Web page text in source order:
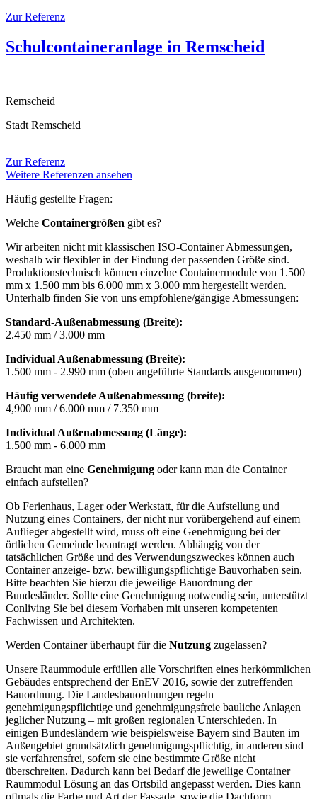
Zur Referenz
Schulcontaineranlage in Remscheid
Remscheid
Stadt Remscheid
Zur Referenz
Weitere Referenzen ansehen
Häufig gestellte Fragen:
Welche Containergrößen gibt es?
Wir arbeiten nicht mit klassischen ISO-Container Abmessungen,
weshalb wir flexibler in der Findung der passenden Größe sind.
Produktionstechnisch können einzelne Containermodule von 1.500
mm x 1.500 mm bis 6.000 mm x 3.000 mm hergestellt werden.
Unterhalb finden Sie von uns empfohlene/gängige Abmessungen:
Standard-Außenabmessung (Breite):
2.450 mm / 3.000 mm
Individual Außenabmessung (Breite):
1.500 mm - 2.990 mm (oben angeführte Standards ausgenommen)
Häufig verwendete Außenabmessung (breite):
4,900 mm / 6.000 mm / 7.350 mm
Individual Außenabmessung (Länge):
1.500 mm - 6.000 mm
Braucht man eine Genehmigung oder kann man die Container
einfach aufstellen?
Ob Ferienhaus, Lager oder Werkstatt, für die Aufstellung und
Nutzung eines Containers, der nicht nur vorübergehend auf einem
Auflieger abgestellt wird, muss oft eine Genehmigung bei der
örtlichen Gemeinde beantragt werden. Abhängig von der
tatsächlichen Größe und des Verwendungszweckes können auch
Container anzeige- bzw. bewilligungspflichtige Bauvorhaben sein.
Bitte beachten Sie hierzu die jeweilige Bauordnung der
Bundesländer. Sollte eine Genehmigung notwendig sein, unterstützt
Conliving Sie bei diesem Vorhaben mit unseren kompetenten
Fachwissen und Architekten.
Werden Container überhaupt für die Nutzung zugelassen?
Unsere Raummodule erfüllen alle Vorschriften eines herkömmlichen
Gebäudes entsprechend der EnEV 2016, sowie der zutreffenden
Bauordnung. Die Landesbauordnungen regeln
genehmigungspflichtige und genehmigungsfreie bauliche Anlagen
jeglicher Nutzung – mit großen regionalen Unterschieden. In
einigen Bundesländern wie beispielsweise Bayern sind Bauten im
Außengebiet grundsätzlich genehmigungspflichtig, in anderen sind
sie verfahrensfrei, sofern sie eine bestimmte Größe nicht
überschreiten. Dadurch kann bei Bedarf die jeweilige Container
Raummodul Lösung an das Ortsbild angepasst werden. Dies kann
oftmals die Farbe und Art der Fassade, sowie die Dachform